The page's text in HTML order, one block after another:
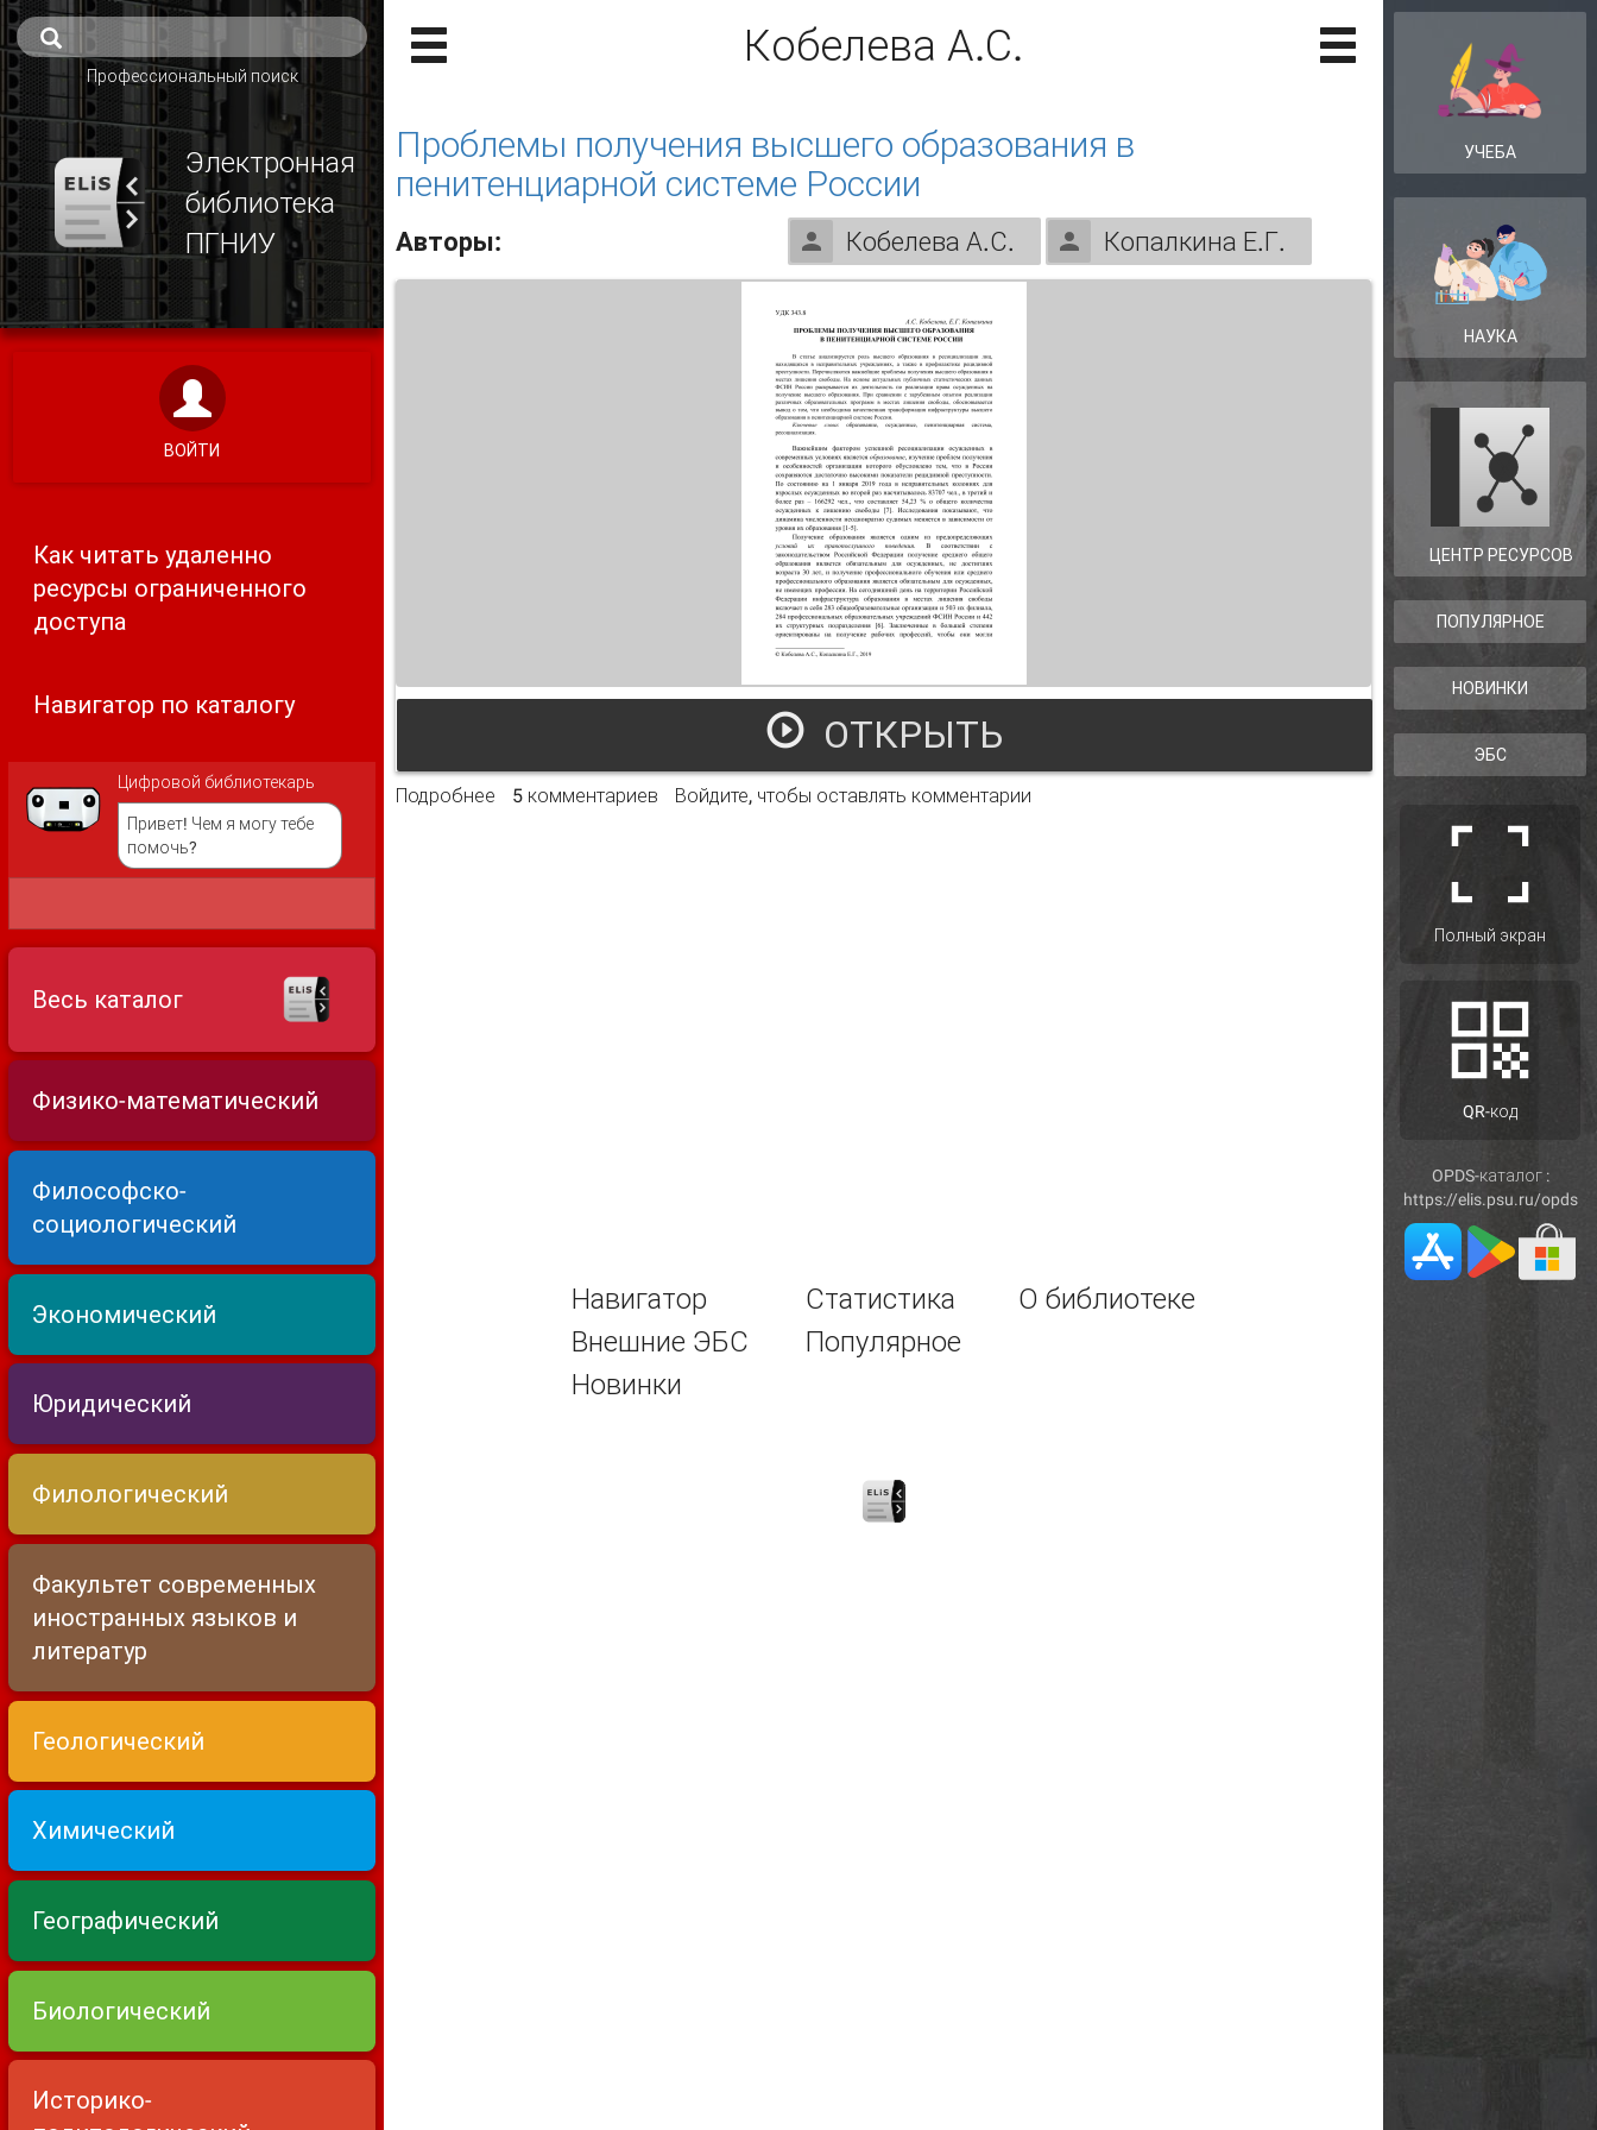
Профессиональный поиск
Электронная
библиотека
ПГНИУ
ВОЙТИ
Как читать удаленно
ресурсы ограниченного
доступа
Навигатор по каталогу
Цифровой библиотекарь
Привет! Чем я могу тебе
помочь?
Весь каталог
Физико-математический
Философско-
социологический
Экономический
Юридический
Филологический
Факультет современных
иностранных языков и
литератур
Геологический
Химический
Географический
Биологический
Историко-
Кобелева А.С.
Проблемы получения высшего образования в
пенитенциарной системе России
Авторы: Кобелева А.С. Копалкина Е.Г.
ОТКРЫТЬ
Подробнее о Проблемы получения высшего образования в пенитенциарной системе России
5 комментариев Войдите, чтобы оставлять комментарии
Навигатор
Внешние ЭБС
Новинки
Статистика
Популярное
О библиотеке
УЧЕБА
НАУКА
ЦЕНТР РЕСУРСОВ
ПОПУЛЯРНОЕ
НОВИНКИ
ЭБС
Полный экран
QR-код
OPDS-каталог :
https://elis.psu.ru/opds